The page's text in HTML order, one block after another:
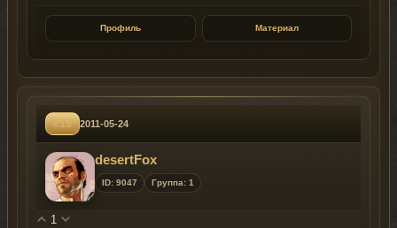
Профиль Материал
#15 2011-05-24
desertFox
ID: 9047 Группа: 1
1